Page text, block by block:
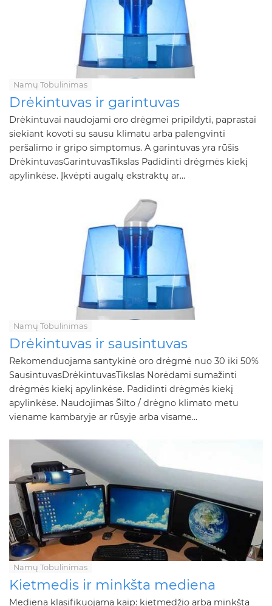
Namų Tobulinimas
Drėkintuvas ir garintuvas
Drėkintuvai naudojami oro drėgmei pripildyti, paprastai
siekiant kovoti su sausu klimatu arba palengvinti
peršalimo ir gripo simptomus. A garintuvas yra rūšis
DrėkintuvasGarintuvasTikslas Padidinti drėgmės kiekį
apylinkėse. Įkvėpti augalų ekstraktų ar...
Namų Tobulinimas
Drėkintuvas ir sausintuvas
Rekomenduojama santykinė oro drėgmė nuo 30 iki 50%
SausintuvasDrėkintuvasTikslas Norėdami sumažinti
drėgmės kiekį apylinkėse. Padidinti drėgmės kiekį
apylinkėse. Naudojimas Šilto / drėgno klimato metu
viename kambaryje ar rūsyje arba visame...
Namų Tobulinimas
Kietmedis ir minkšta mediena
Mediena klasifikuojama kaip: kietmedžio arba minkšta